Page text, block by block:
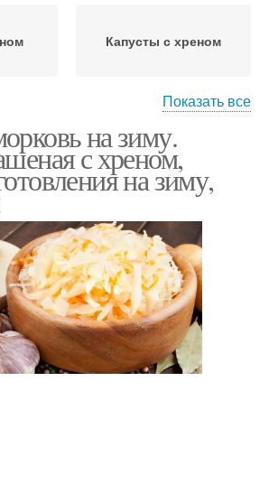
Капусты с хреном
Капусты с яблоками
Показать все
на зиму.
с хреном,
на зиму,